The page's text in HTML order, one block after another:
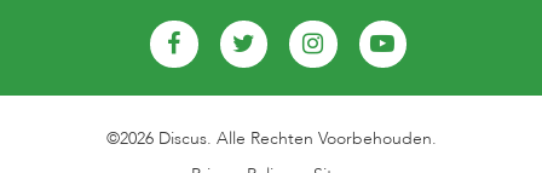
©2026 Discus. Alle Rechten Voorbehouden.